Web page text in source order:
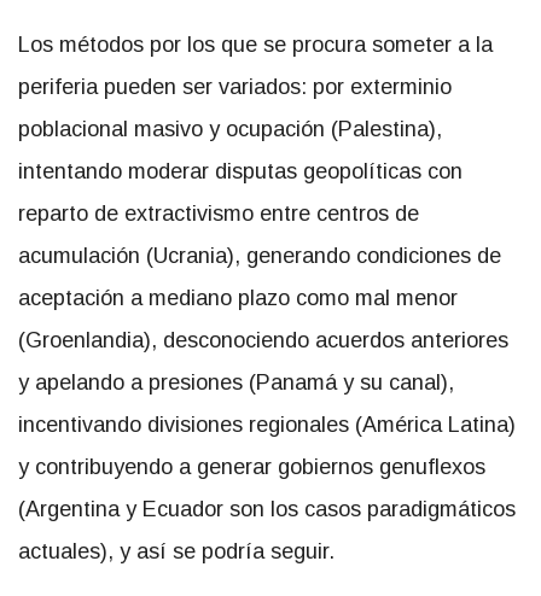
Los métodos por los que se procura someter a la
periferia pueden ser variados: por exterminio
poblacional masivo y ocupación (Palestina),
intentando moderar disputas geopolíticas con
reparto de extractivismo entre centros de
acumulación (Ucrania), generando condiciones de
aceptación a mediano plazo como mal menor
(Groenlandia), desconociendo acuerdos anteriores
y apelando a presiones (Panamá y su canal),
incentivando divisiones regionales (América Latina)
y contribuyendo a generar gobiernos genuflexos
(Argentina y Ecuador son los casos paradigmáticos
actuales), y así se podría seguir.